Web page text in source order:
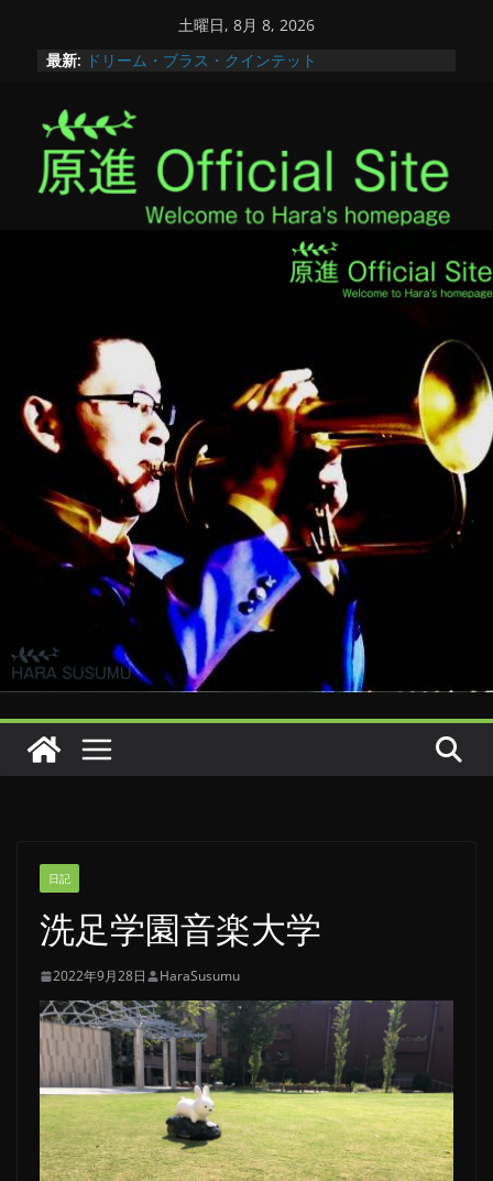
土曜日, 8月 8, 2026
最新: ドリーム・ブラス・クインテット
アンサンブルコンテスト秋田県大会
秋田へ！
日記
洗足学園音楽大学
2022年9月28日 HaraSusumu